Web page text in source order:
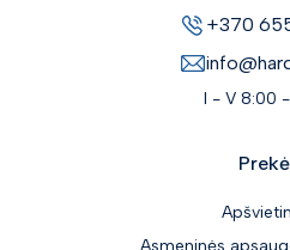
+370
I - V 8:00 -
Asmeninės